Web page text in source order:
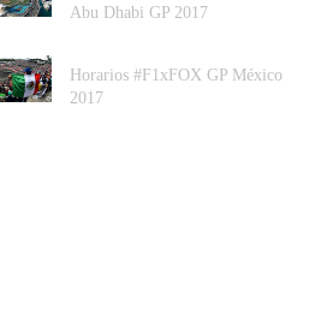
Abu Dhabi GP 2017
Horarios #F1xFOX GP México
2017